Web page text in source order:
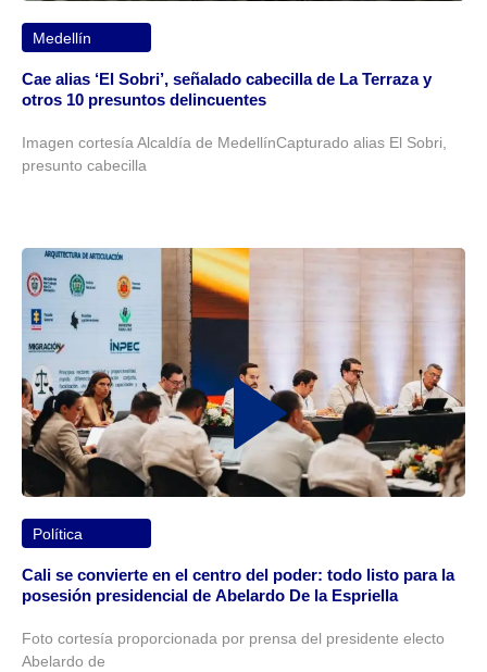
Medellín
Cae alias ‘El Sobri’, señalado cabecilla de La Terraza y
otros 10 presuntos delincuentes
Imagen cortesía Alcaldía de MedellínCapturado alias El Sobri,
presunto cabecilla
Política
Cali se convierte en el centro del poder: todo listo para la
posesión presidencial de Abelardo De la Espriella
Foto cortesía proporcionada por prensa del presidente electo
Abelardo de